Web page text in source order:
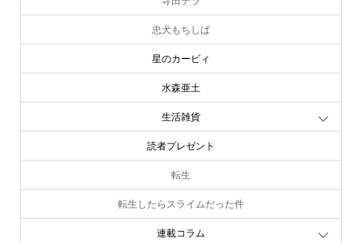
寺田テラ
忠犬もちしば
星のカービィ
水森亜土
生活雑貨
読者プレゼント
転生
転生したらスライムだった件